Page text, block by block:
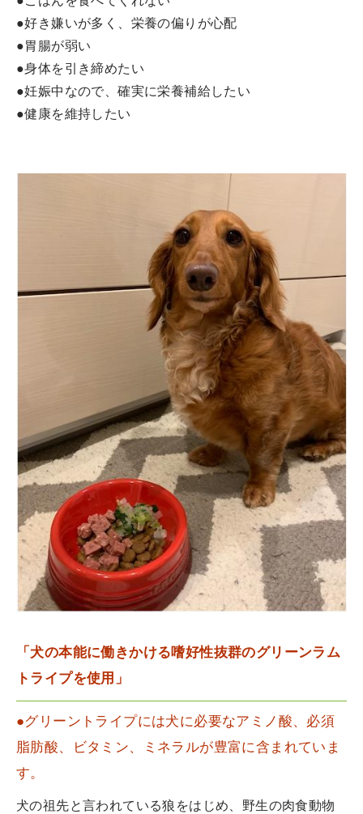
●好き嫌いが多く、栄養の偏りが心配
●胃腸が弱い
●身体を引き締めたい
●妊娠中なので、確実に栄養補給したい
●健康を維持したい
「犬の本能に働きかける嗜好性抜群のグリーンラム
トライプを使用」
●グリーントライプには犬に必要なアミノ酸、必須
脂肪酸、ビタミン、ミネラルが豊富に含まれていま
す。
犬の祖先と言われている狼をはじめ、野生の肉食動物